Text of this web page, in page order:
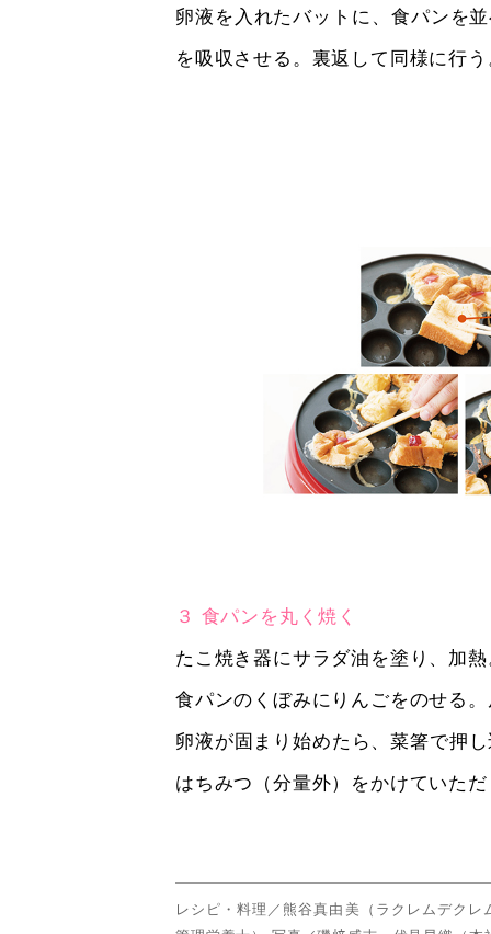
卵液を入れたバットに、食パンを
を吸収させる。裏返して同様に行
３ 食パンを丸く焼く
たこ焼き器にサラダ油を塗り、加
食パンのくぼみにりんごをのせる
卵液が固まり始めたら、菜箸で押
はちみつ（分量外）をかけていた
レシピ・料理／熊谷真由美（ラクレムデク